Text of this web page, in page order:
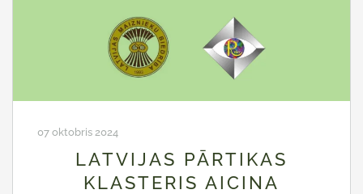
07 oktobris 2024
LATVIJAS PĀRTIKAS
KLASTERIS AICINA